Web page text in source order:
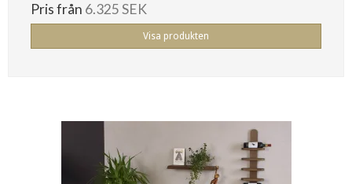
Pris från 6.325 SEK
Visa produkten